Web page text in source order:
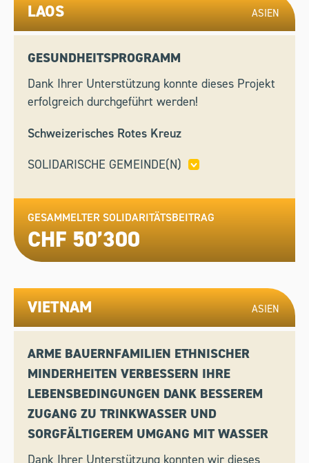
LAOS ASIEN
GESUNDHEITSPROGRAMM
Dank Ihrer Unterstützung konnte dieses Projekt
erfolgreich durchgeführt werden!
Schweizerisches Rotes Kreuz
SOLIDARISCHE GEMEINDE(N)
FIESCH,HINWIL,OBERGLATT,SEMPACH,
VAZ/OBERVAZ,WASSERVERSORGUNG
HERISAU,WOHLEN BEI BERN
GESAMMELTER SOLIDARITÄTSBEITRAG
CHF 50’300
VIETNAM ASIEN
ARME BAUERNFAMILIEN ETHNISCHER
MINDERHEITEN VERBESSERN IHRE
LEBENSBEDINGUNGEN DANK BESSEREM
ZUGANG ZU TRINKWASSER UND
SORGFÄLTIGEREM UMGANG MIT WASSER
Dank Ihrer Unterstützung konnten wir dieses